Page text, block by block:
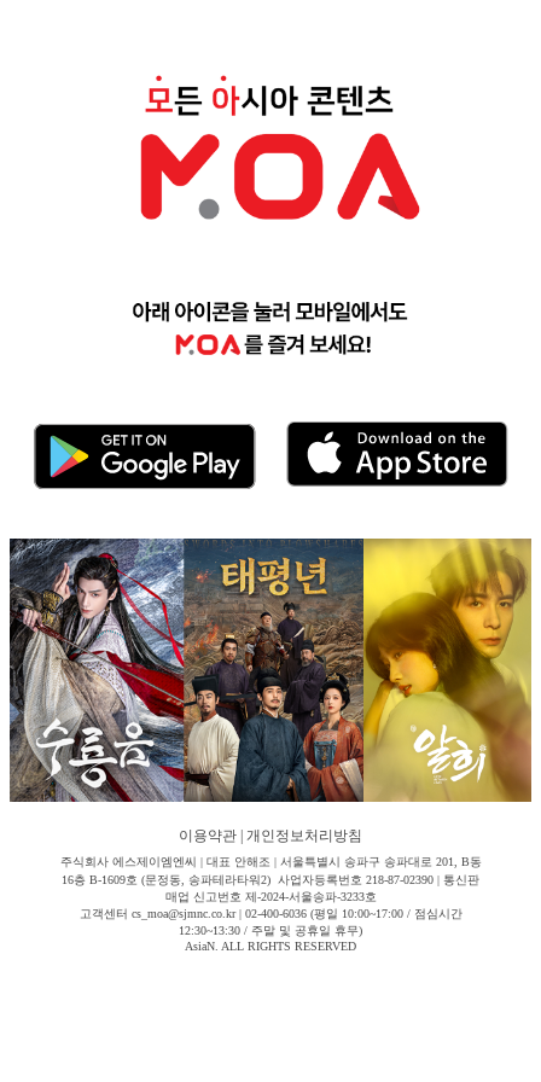
이용약관 개인정보처리방침
주식회사 에스제이엠엔씨 | 대표 안해조 | 서울특별시 송파구 송파대로 201, B동
16층 B-1609호 (문정동, 송파테라타워2) 사업자등록번호 218-87-02390 | 통신판
매업 신고번호 제-2024-서울송파-3233호
고객센터 cs_moa@sjmnc.co.kr | 02-400-6036 (평일 10:00~17:00 / 점심시간
12:30~13:30 / 주말 및 공휴일 휴무)
AsiaN. ALL RIGHTS RESERVED